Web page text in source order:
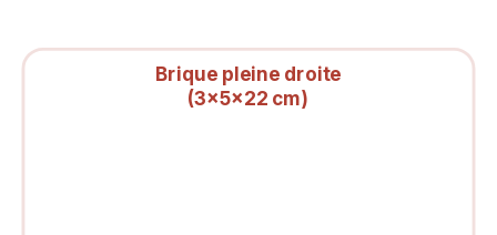
Brique pleine droite
(3x5x22 cm)